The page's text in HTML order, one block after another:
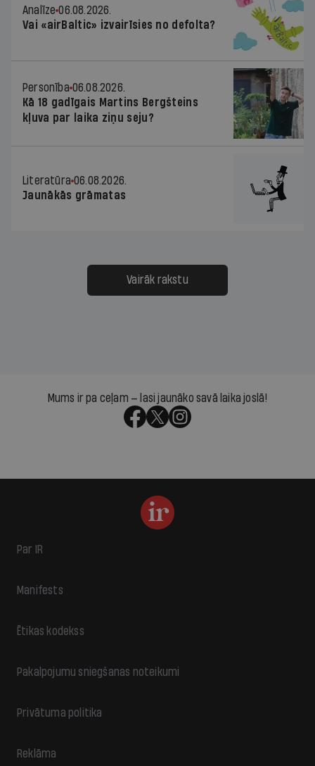
Analīze 06.08.2026.
Vai «airBaltic» izvairīsies no defolta?
Personība 06.08.2026.
Kā 18 gadīgais Martins Bergšteins
kļuva par laika ziņu seju?
Literatūra 06.08.2026.
Jaunākās grāmatas
Vairāk rakstu
Mums ir pa ceļam — lasi jaunāko savā laika joslā!
Par IR
Manifests
Ētikas kodekss
Pakalpojumu sniegšanas noteikumi
Privātuma politika
Reklāma